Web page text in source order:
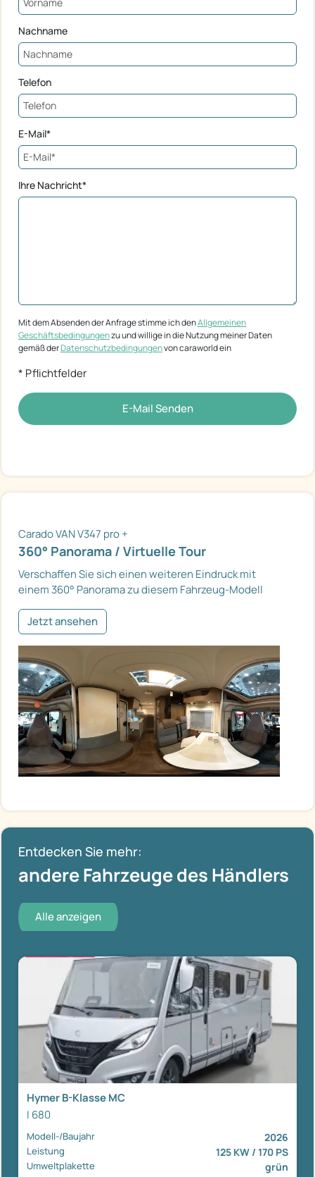
Nachname
Telefon
E-Mail*
Ihre Nachricht*
Mit dem Absenden der Anfrage stimme ich denAllgemeinen
Geschäftsbedingungenzu und willige in die Nutzung meiner Daten
gemäß derDatenschutzbedingungenvon caraworld ein
* Pflichtfelder
E-Mail Senden
Carado VAN V347 pro +
360° Panorama / Virtuelle Tour
Verschaffen Sie sich einen weiteren Eindruck mit
einem 360° Panorama zu diesem Fahrzeug-Modell
Jetzt ansehen
Entdecken Sie mehr:
andere Fahrzeuge des Händlers
Alle anzeigen
Hymer B-Klasse MC
I 680
Modell-/Baujahr 2026
Leistung 125 KW / 170 PS
Umweltplakette grün